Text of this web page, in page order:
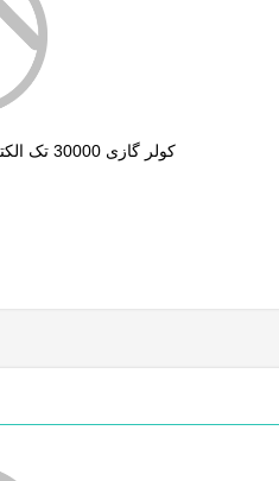
کولر گازی 30000 تک الکتریک مدل FL-Mansana(F)-30HR